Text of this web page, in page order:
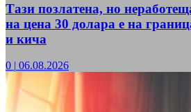
Тази позлатена, но
на цена 30 долара е на
и кича
0 | 06.08.2026